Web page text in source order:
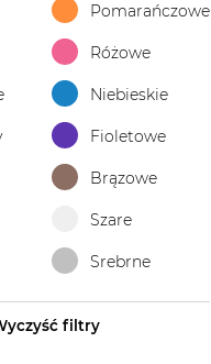
Pomarańczowe
Różowe
Niebieskie
Fioletowe
Brązowe
Szare
Srebrne
filtry